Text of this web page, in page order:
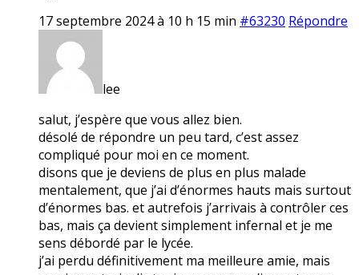
17 septembre 2024 à 10 h 15 min #63230 Répondre
lee
salut, j’espère que vous allez bien.
désolé de répondre un peu tard, c’est assez
compliqué pour moi en ce moment.
disons que je deviens de plus en plus malade
mentalement, que j’ai d’énormes hauts mais surtout
d’énormes bas. et autrefois j’arrivais à contrôler ces
bas, mais ça devient simplement infernal et je me
sens débordé par le lycée.
j’ai perdu définitivement ma meilleure amie, mais